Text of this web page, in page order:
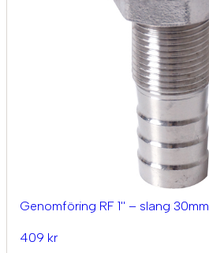
Genomföring RF 1'' – slang 30mm
409 kr